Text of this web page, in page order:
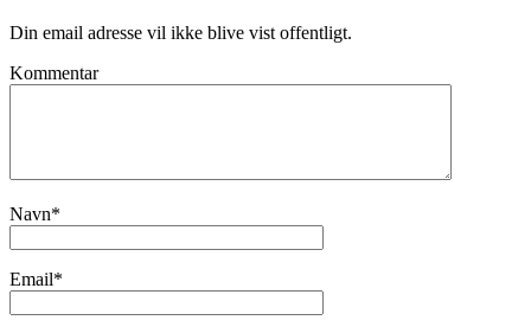
Din email adresse vil ikke blive vist offentligt.
Kommentar
Navn*
Email*